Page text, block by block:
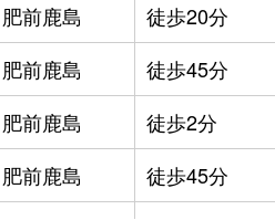
肥前鹿島 徒歩20分
肥前鹿島 徒歩45分
肥前鹿島 徒歩2分
肥前鹿島 徒歩45分